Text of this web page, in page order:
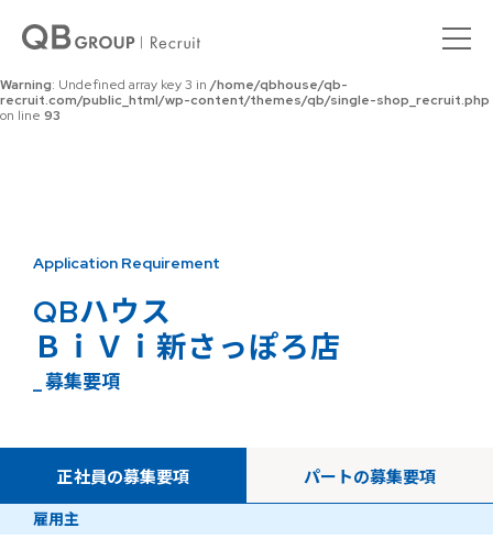
Warning : Undefined array key 0 in
recruit.com/public_html/wp-content/themes/qb/single-shop_recruit.php
on line92
Warning: Undefined array key 3 in /home/qbhouse/qb-
recruit.com/public_html/wp-content/themes/qb/single-shop_recruit.php
on line 93
Application Requirement
QBハウス
ＢｉＶｉ新さっぽろ店
_ 募集要項
正社員の募集要項 パートの募集要項
雇用主